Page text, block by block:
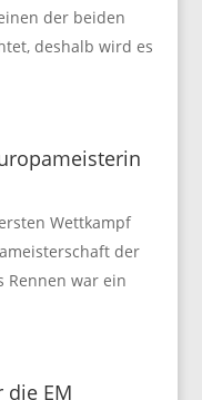
der beiden
deshalb wird es
Wettkampf
der
Rennen war ein
EM